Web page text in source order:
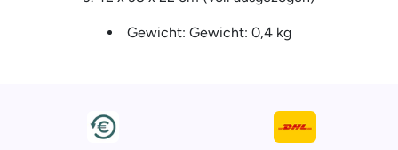
Gewicht: Gewicht: 0,4 kg